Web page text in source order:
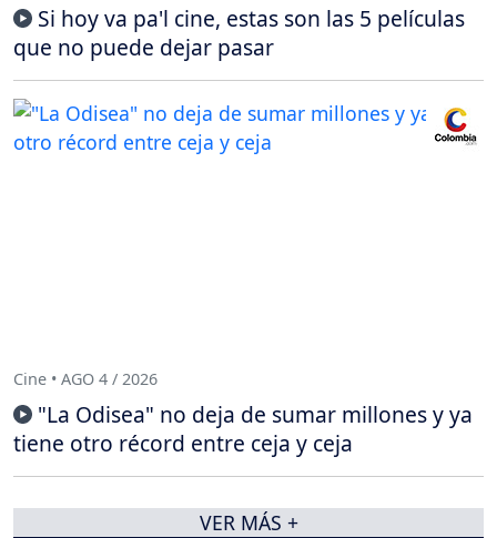
Si hoy va pa'l cine, estas son las 5 películas
que no puede dejar pasar
Cine • AGO 4 / 2026
"La Odisea" no deja de sumar millones y ya
tiene otro récord entre ceja y ceja
VER MÁS +